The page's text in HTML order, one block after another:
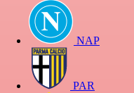
NAP
PAR